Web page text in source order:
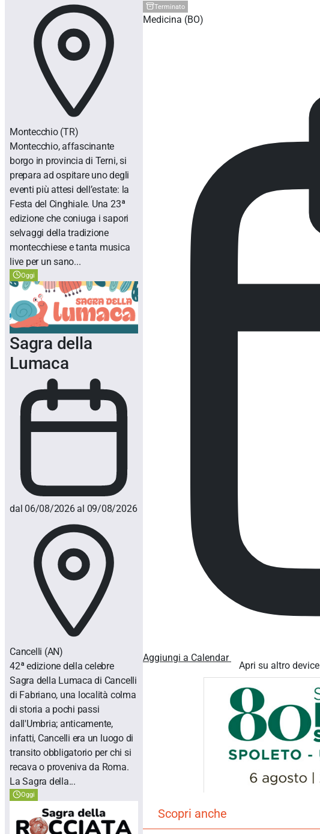
Montecchio (TR)
Montecchio, affascinante
borgo in provincia di Terni, si
prepara ad ospitare uno degli
eventi più attesi dell’estate: la
Festa del Cinghiale. Una 23ª
edizione che coniuga i sapori
selvaggi della tradizione
montecchiese e tanta musica
live per un sano...
Oggi
Sagra della
Lumaca
dal 06/08/2026 al 09/08/2026
Cancelli (AN)
42ª edizione della celebre
Sagra della Lumaca di Cancelli
di Fabriano, una località colma
di storia a pochi passi
dall'Umbria; anticamente,
infatti, Cancelli era un luogo di
transito obbligatorio per chi si
recava o proveniva da Roma.
La Sagra della...
Oggi
Terminato
Medicina (BO)
Aggiungi a Calendar
Apri su altro device
Scopri anche